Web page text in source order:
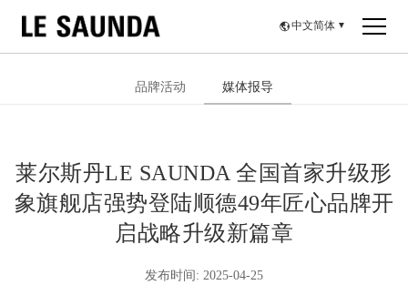
中文简体 ▼
品牌活动 媒体报导
莱尔斯丹LE SAUNDA 全国首家升级形
象旗舰店强势登陆顺德49年匠心品牌开
启战略升级新篇章
发布时间: 2025-04-25